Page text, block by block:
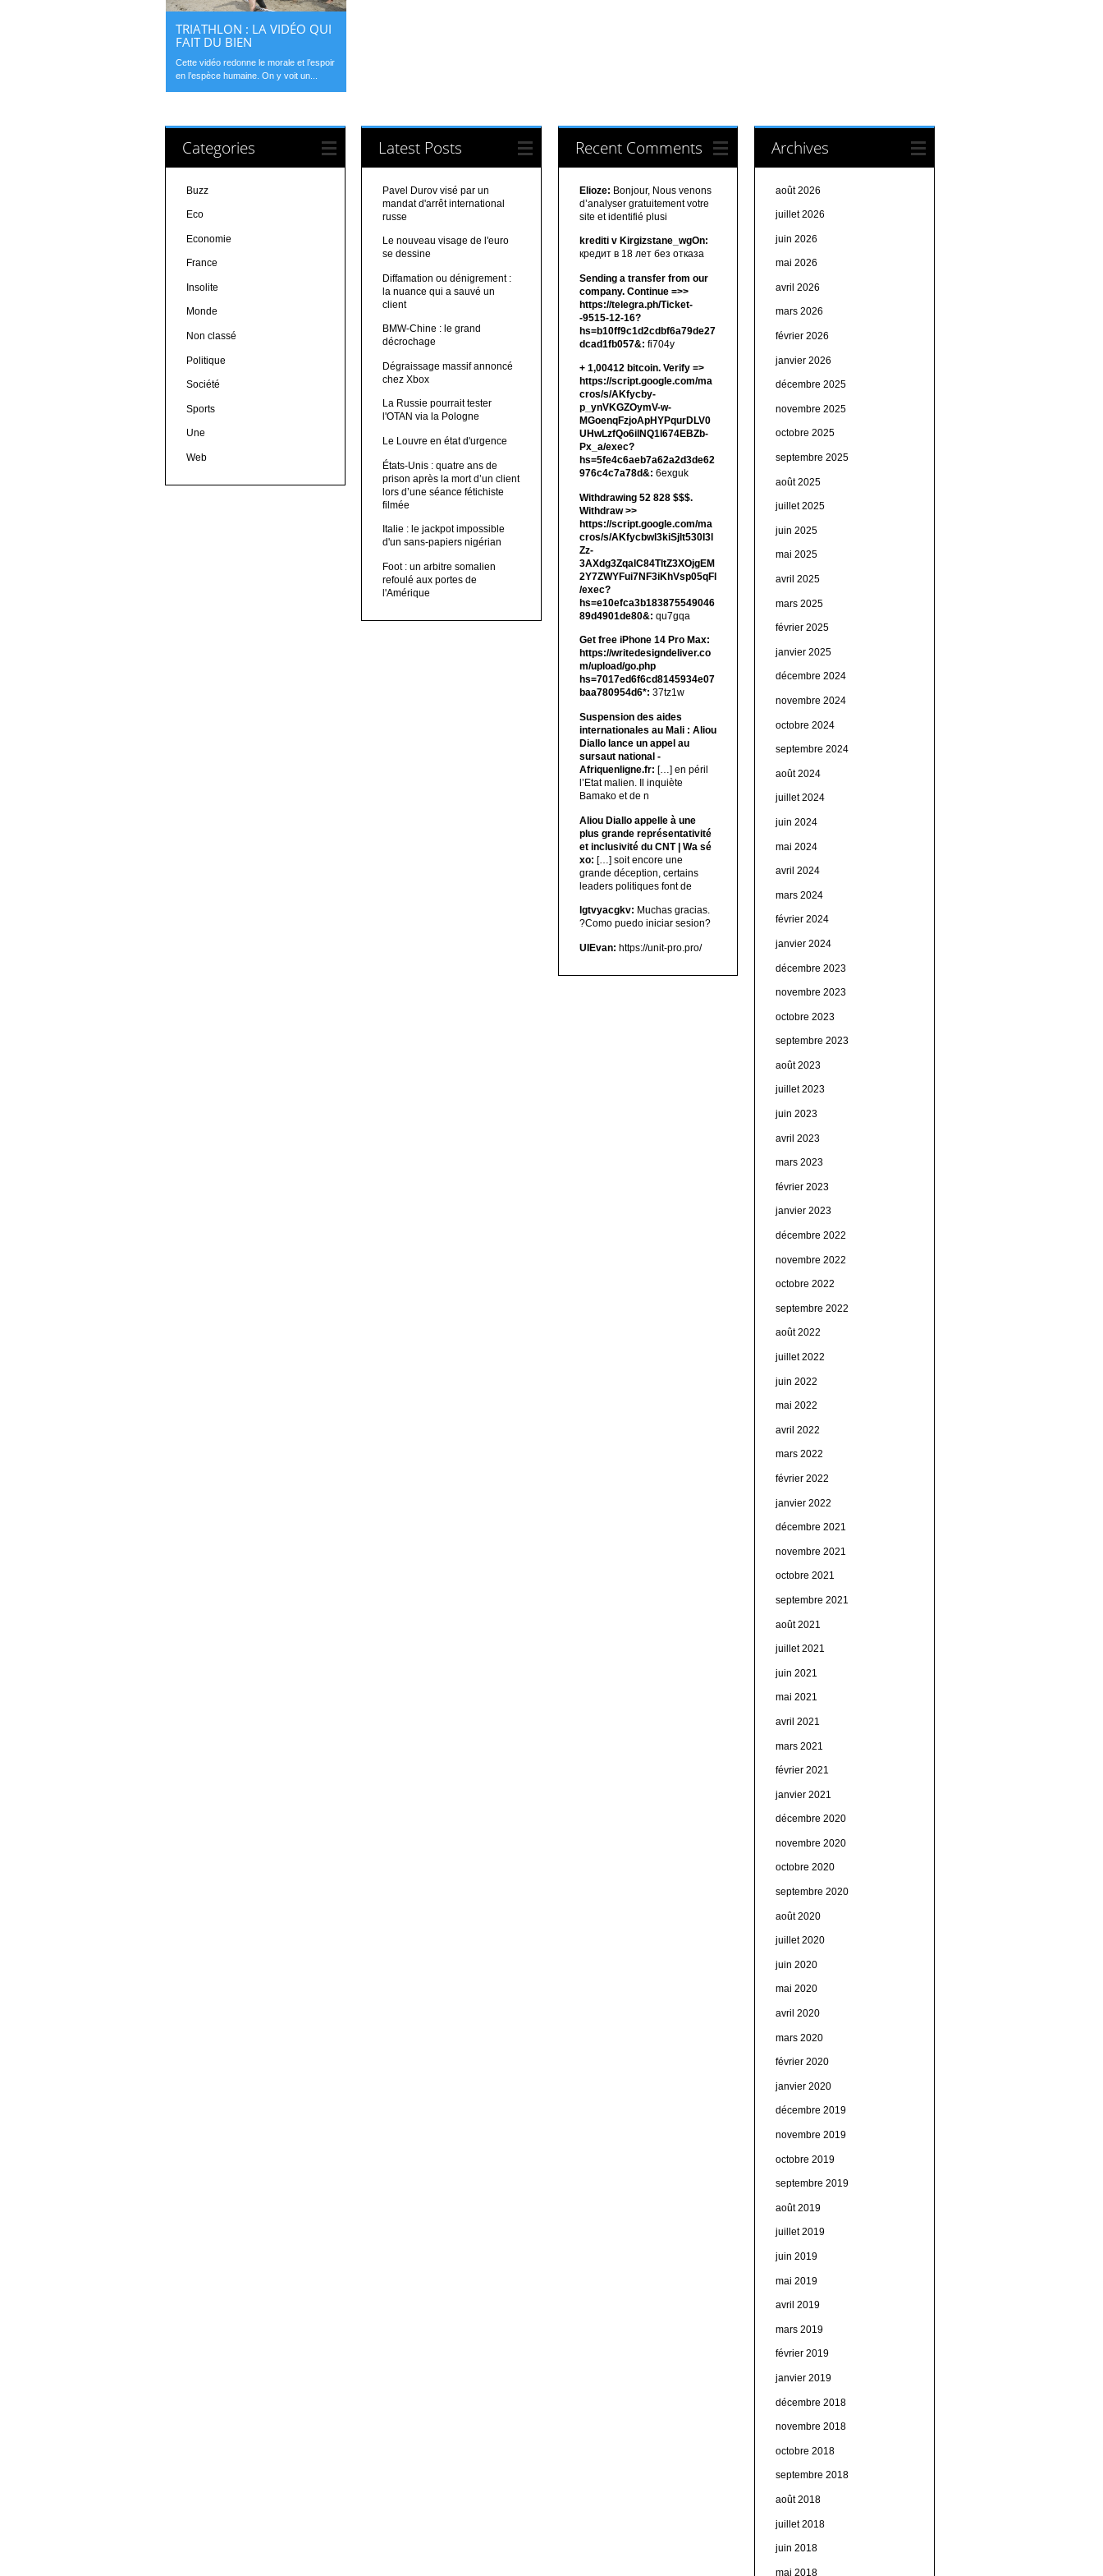
TRIATHLON : LA VIDÉO QUI
FAIT DU BIEN
Cette vidéo redonne le morale et l’espoir
en l’espèce humaine. On y voit un...
Categories
Buzz
Eco
Economie
France
Insolite
Monde
Non classé
Politique
Société
Sports
Une
Web
Latest Posts
Pavel Durov visé par un
mandat d'arrêt international
russe
Le nouveau visage de l'euro
se dessine
Diffamation ou dénigrement :
la nuance qui a sauvé un
client
BMW-Chine : le grand
décrochage
Dégraissage massif annoncé
chez Xbox
La Russie pourrait tester
l'OTAN via la Pologne
Le Louvre en état d'urgence
États-Unis : quatre ans de
prison après la mort d’un client
lors d’une séance fétichiste
filmée
Italie : le jackpot impossible
d'un sans-papiers nigérian
Foot : un arbitre somalien
refoulé aux portes de
l'Amérique
Recent Comments
Elioze: Bonjour, Nous venons
d’analyser gratuitement votre
site et identifié plusi
krediti v Kirgizstane_wgOn:
кредит в 18 лет без отказа
Sending a transfer from our
company. Continue =>>
https://telegra.ph/Ticket-
-9515-12-16?
hs=b10ff9c1d2cdbf6a79de27
dcad1fb057&: fi704y
+ 1,00412 bitсоin. Verify =>
https://script.google.com/ma
cros/s/AKfycby-
p_ynVKGZOymV-w-
MGoenqFzjoApHYPqurDLV0
UHwLzfQo6ilNQ1l674EBZb-
Px_a/exec?
hs=5fe4c6aeb7a62a2d3de62
976c4c7a78d&: 6exguk
Withdrawing 52 828 $$$.
Withdrаw >>
https://script.google.com/ma
cros/s/AKfycbwl3kiSjlt530I3l
Zz-
3AXdg3ZqalC84TltZ3XOjgEM
2Y7ZWYFui7NF3iKhVsp05qFl
/exec?
hs=e10efca3b183875549046
89d4901de80&: qu7gqa
Get free iPhone 14 Pro Max:
https://writedesigndeliver.co
m/upload/go.php
hs=7017ed6f6cd8145934e07
baa780954d6*: 37tz1w
Suspension des aides
internationales au Mali : Aliou
Diallo lance un appel au
sursaut national -
Afriquenligne.fr: […] en péril
l’Etat malien. Il inquiète
Bamako et de n
Aliou Diallo appelle à une
plus grande représentativité
et inclusivité du CNT | Wa sé
xo: […] soit encore une
grande déception, certains
leaders politiques font de
lgtvyacgkv: Muchas gracias.
?Como puedo iniciar sesion?
UIEvan: https://unit-pro.pro/
Archives
août 2026
juillet 2026
juin 2026
mai 2026
avril 2026
mars 2026
février 2026
janvier 2026
décembre 2025
novembre 2025
octobre 2025
septembre 2025
août 2025
juillet 2025
juin 2025
mai 2025
avril 2025
mars 2025
février 2025
janvier 2025
décembre 2024
novembre 2024
octobre 2024
septembre 2024
août 2024
juillet 2024
juin 2024
mai 2024
avril 2024
mars 2024
février 2024
janvier 2024
décembre 2023
novembre 2023
octobre 2023
septembre 2023
août 2023
juillet 2023
juin 2023
avril 2023
mars 2023
février 2023
janvier 2023
décembre 2022
novembre 2022
octobre 2022
septembre 2022
août 2022
juillet 2022
juin 2022
mai 2022
avril 2022
mars 2022
février 2022
janvier 2022
décembre 2021
novembre 2021
octobre 2021
septembre 2021
août 2021
juillet 2021
juin 2021
mai 2021
avril 2021
mars 2021
février 2021
janvier 2021
décembre 2020
novembre 2020
octobre 2020
septembre 2020
août 2020
juillet 2020
juin 2020
mai 2020
avril 2020
mars 2020
février 2020
janvier 2020
décembre 2019
novembre 2019
octobre 2019
septembre 2019
août 2019
juillet 2019
juin 2019
mai 2019
avril 2019
mars 2019
février 2019
janvier 2019
décembre 2018
novembre 2018
octobre 2018
septembre 2018
août 2018
juillet 2018
juin 2018
mai 2018